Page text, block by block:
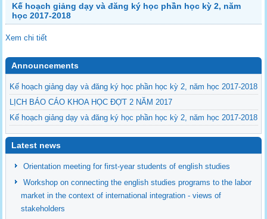
Kế hoạch giảng dạy và đăng ký học phần học kỳ 2, năm
học 2017-2018
Xem chi tiết
Announcements
Kế hoạch giảng dạy và đăng ký học phần học kỳ 2, năm học 2017-2018
LỊCH BÁO CÁO KHOA HỌC ĐỢT 2 NĂM 2017
Kế hoạch giảng dạy và đăng ký học phần học kỳ 2, năm học 2017-2018
Latest news
Orientation meeting for first-year students of english studies
Workshop on connecting the english studies programs to the labor
market in the context of international integration - views of
stakeholders